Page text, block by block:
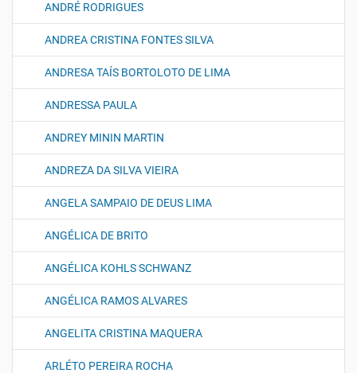
ANDRÉ RODRIGUES
ANDREA CRISTINA FONTES SILVA
ANDRESA TAÍS BORTOLOTO DE LIMA
ANDRESSA PAULA
ANDREY MININ MARTIN
ANDREZA DA SILVA VIEIRA
ANGELA SAMPAIO DE DEUS LIMA
ANGÉLICA DE BRITO
ANGÉLICA KOHLS SCHWANZ
ANGÉLICA RAMOS ALVARES
ANGELITA CRISTINA MAQUERA
ARLÉTO PEREIRA ROCHA